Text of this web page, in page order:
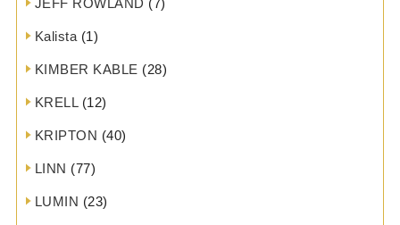
Kalista (1)
KIMBER KABLE (28)
KRELL(12)
KRIPTON (40)
LINN (77)
LUMIN (23)